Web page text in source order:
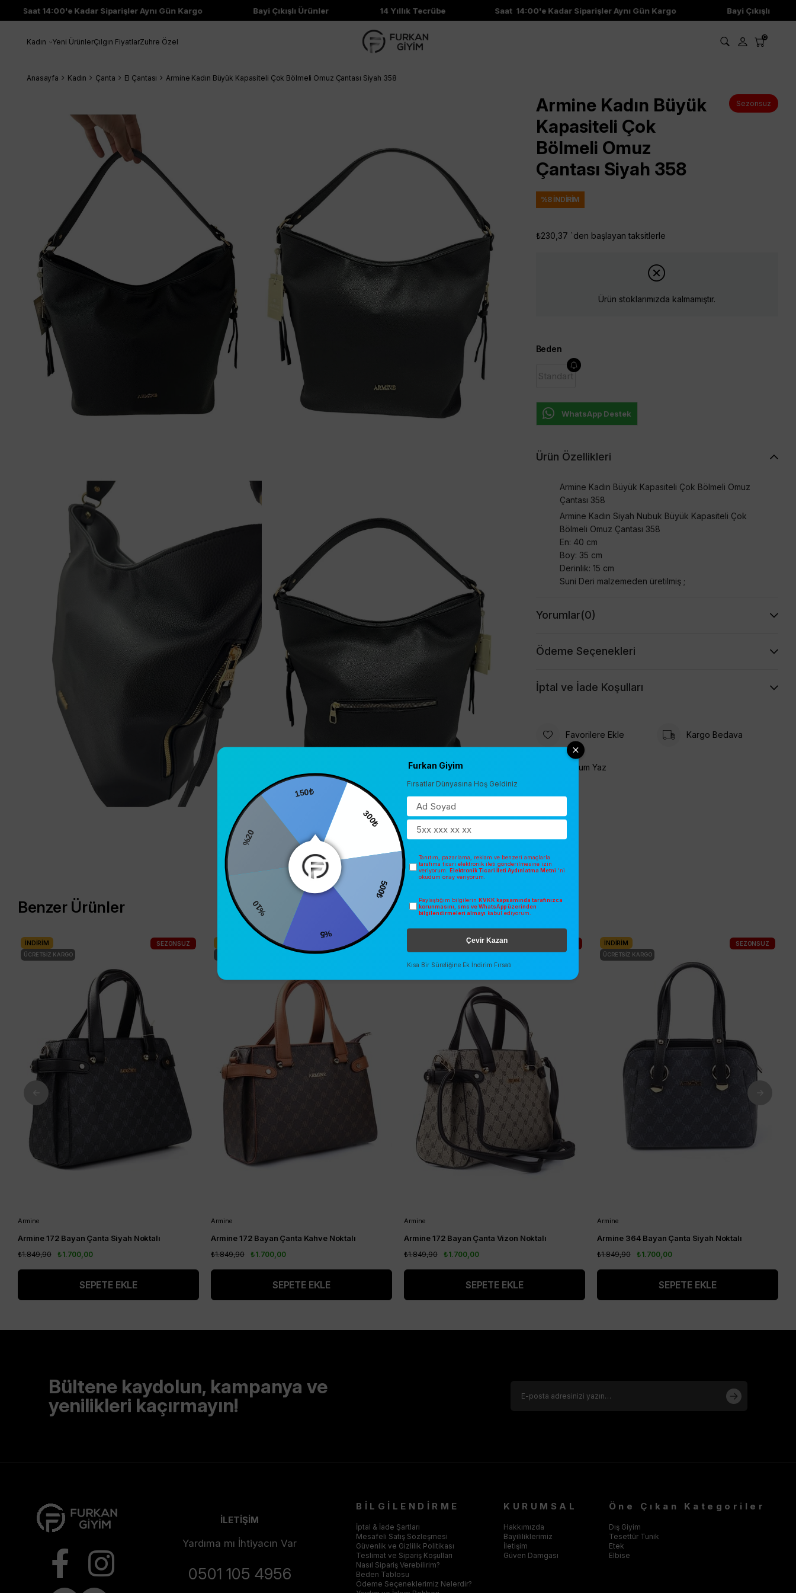
Saat 14:00'e Kadar Siparişler Aynı Gün Kargo Bayi Çıkışlı Ürünler 14 Yıllık Tecrübe Saat 14:00'e Kadar Siparişler Aynı Gün Kargo Bayi Çıkışlı Ürünler
Kadın Yeni ÜrünlerÇılgın FiyatlarZuhre Özel 0
Anasayfa Kadın Çanta El Çantası Armine Kadın Büyük Kapasiteli Çok Bölmeli Omuz Çantası Siyah 358
Armine Kadın Büyük
Kapasiteli Çok
Bölmeli Omuz
Çantası Siyah 358
Sezonsuz
%8İNDIRIM
₺230,37 `den başlayan taksitlerle
Ürün stoklarımızda kalmamıştır.
Beden
Standart
WhatsApp Destek
Ürün Özellikleri
Armine Kadın Büyük Kapasiteli Çok Bölmeli Omuz
Çantası 358
Armine Kadın Siyah Nubuk Büyük Kapasiteli Çok
Bölmeli Omuz Çantası 358
En: 40 cm
Boy: 35 cm
Derinlik: 15 cm
Suni Deri malzemeden üretilmiş ;
Yorumlar(0)
Ödeme Seçenekleri
İptal ve İade Koşulları
Favorilere Ekle Kargo Bedava
Yorum Yaz
Benzer Ürünler
Armine
Armine 172 Bayan Çanta Siyah Noktalı
₺1.700,00
₺1.849,90
SEPETE EKLE
İNDIRIM
ÜCRETSIZ KARGO
SEZONSUZ
Armine
Armine 172 Bayan Çanta Kahve Noktalı
₺1.700,00
₺1.849,90
SEPETE EKLE
SEZONSUZ
Armine
Armine 172 Bayan Çanta Vizon Noktalı
₺1.700,00
₺1.849,90
SEPETE EKLE
ÜCRETSIZ KARGO
Armine
Armine 364 Bayan Çanta Siyah Noktalı
₺1.700,00
₺1.849,90
SEPETE EKLE
İNDIRIM
ÜCRETSIZ KARGO
SEZONSUZ
Bültene kaydolun, kampanya ve
yenilikleri kaçırmayın!
İLETİŞİM
Yardıma mı İhtiyacın Var
0501 105 4956
BİLGİLENDİRME
İptal & İade Şartları
Mesafeli Satış Sözleşmesi
Güvenlik ve Gizlilik Politikası
Teslimat ve Sipariş Koşulları
Nasıl Sipariş Verebilirim?
Beden Tablosu
Ödeme Seçeneklerimiz Nelerdir?
KURUMSAL
Hakkımızda
Bayililiklerimiz
İletişim
Güven Damgası
Öne Çıkan Kategoriler
Dış Giyim
Tesettür Tunik
Etek
Elbise
Furkan Giyim
Fırsatlar Dünyasına Hoş Geldiniz
Tanıtım, pazarlama, reklam ve benzeri amaçlarla
tarafıma ticari elektronik ileti gönderilmesine izin
veriyorum. Elektronik Ticari İleti Aydınlatma Metni 'ni
okudum onay veriyorum.
Paylaştığım bilgilerin KVKK kapsamında tarafınızca
korunmasını, sms ve WhatsApp üzerinden
bilgilendirmeleri almayı kabul ediyorum.
Çevir Kazan
Kısa Bir Süreliğine Ek İndirim Fırsatı